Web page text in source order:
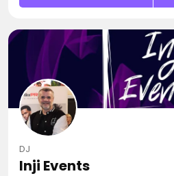
DJ
Inji Events